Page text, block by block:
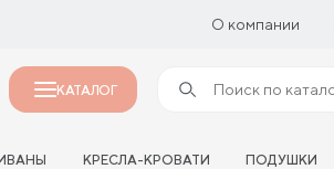
О компании
КАТАЛОГ
КРЕСЛА-КРОВАТИ ПОДУШКИ